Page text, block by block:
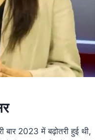
2023 में बढ़ोतरी हुई थी,